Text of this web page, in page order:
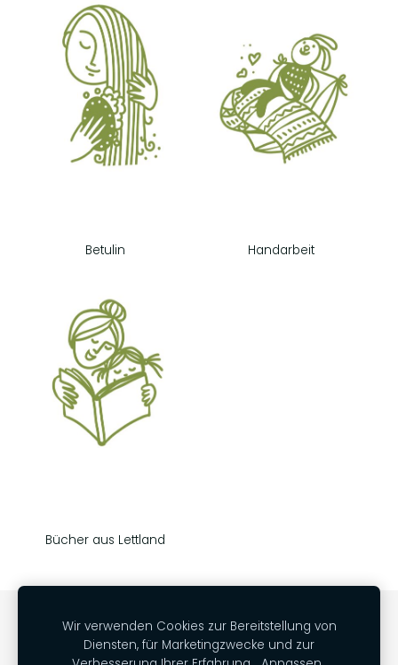
Betulin Handarbeit
Bücher aus Lettland
KONTAKT AGB
DATENSCHUTZERKLÄRUNG
WIDERRUFSRECHT
VERSAND IMPRESSUM
Wir verwenden Cookies zur Bereitstellung von
Diensten, für Marketingzwecke und zur